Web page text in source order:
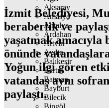
Aksaray
Amasya
Antalya
Ardahan
Artvin
Aydın
Balıkesir
Bartın
Batman
Bayburt
Bilecik
Bingöl
İzmit Belediyesi,
beraberlik ve
yaşatmak amacıyla
önünde
Yoğun ilgi gören
vatandaş aynı
paylaştı.